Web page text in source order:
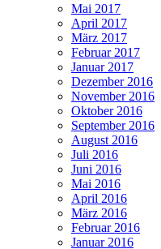
Mai 2017
April 2017
März 2017
Februar 2017
Januar 2017
Dezember 2016
November 2016
Oktober 2016
September 2016
August 2016
Juli 2016
Juni 2016
Mai 2016
April 2016
März 2016
Februar 2016
Januar 2016